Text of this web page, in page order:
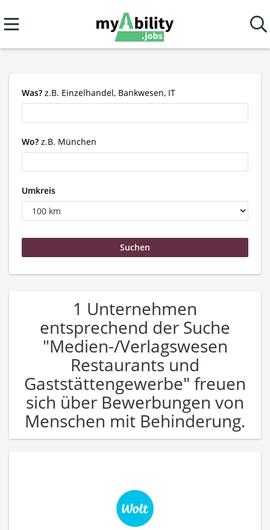
Was? z.B. Einzelhandel, Bankwesen, IT
Wo? z.B. München
Umkreis
1 Unternehmen
entsprechend der Suche
"Medien-/Verlagswesen
Restaurants und
Gaststättengewerbe" freuen
sich über Bewerbungen von
Menschen mit Behinderung.